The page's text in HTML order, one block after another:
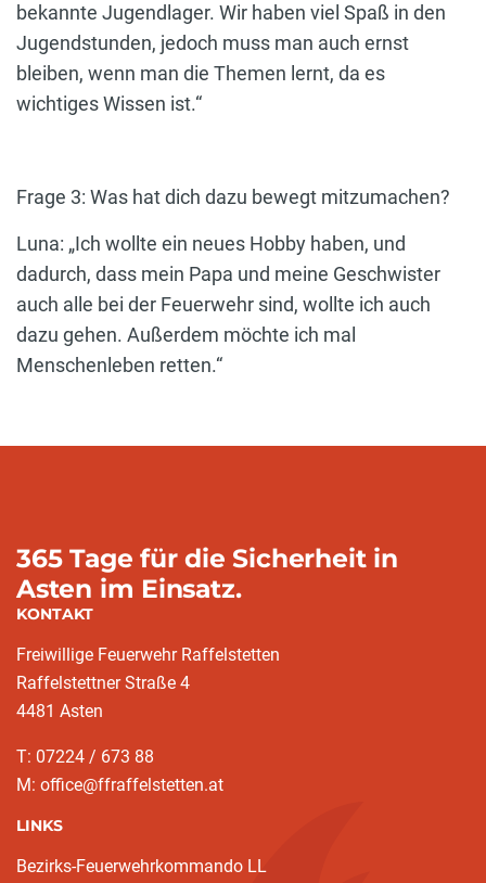
bekannte Jugendlager. Wir haben viel Spaß in den
Jugendstunden, jedoch muss man auch ernst
bleiben, wenn man die Themen lernt, da es
wichtiges Wissen ist.“
Frage 3: Was hat dich dazu bewegt mitzumachen?
Luna: „Ich wollte ein neues Hobby haben, und
dadurch, dass mein Papa und meine Geschwister
auch alle bei der Feuerwehr sind, wollte ich auch
dazu gehen. Außerdem möchte ich mal
Menschenleben retten.“
365 Tage für die Sicherheit in
Asten im Einsatz.
KONTAKT
Freiwillige Feuerwehr Raffelstetten
Raffelstettner Straße 4
4481 Asten
T: 07224 / 673 88
M: office@ffraffelstetten.at
LINKS
Bezirks-Feuerwehrkommando LL